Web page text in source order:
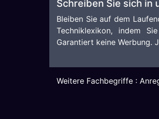
Schreiben Sie sich in
Bleiben Sie auf dem
Techniklexikon, indem
Garantiert keine Werbung.
Weitere Fachbegriffe :